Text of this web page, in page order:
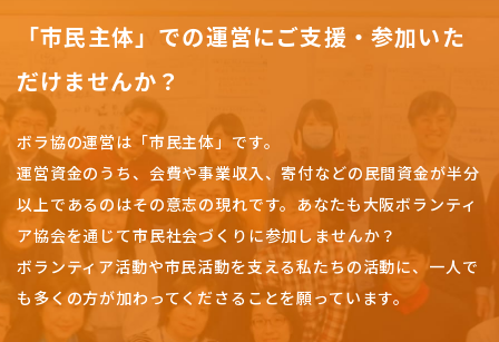
「市民主体」での運営にご支援・参加いた
だけませんか？
ボラ協の運営は「市民主体」です。
運営資金のうち、会費や事業収入、寄付などの民間資金が半分
以上であるのはその意志の現れです。 あなたも大阪ボランティ
ア協会を通じて市民社会づくりに参加しませんか？
ボランティア活動や市民活動を支える私たちの活動に、一人で
も多くの方が加わってくださることを願っています。